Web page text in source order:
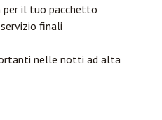
per il tuo pacchetto
finali
nelle notti ad alta